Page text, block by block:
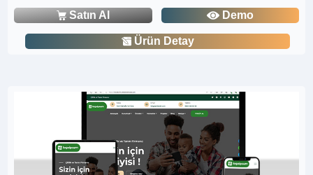
Satın Al Demo
Ürün Detay